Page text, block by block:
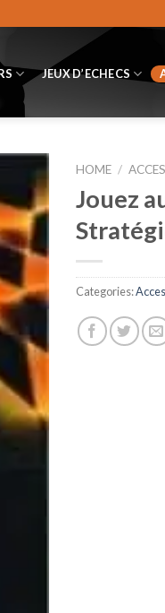
JEUX D’ECHECS
HOME /
Jouez
Categories: